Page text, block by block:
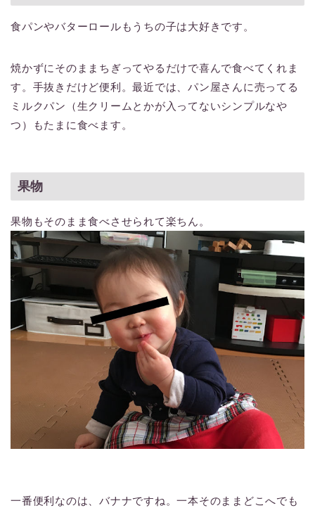
食パンやバターロールもうちの子は大好きです。
焼かずにそのままちぎってやるだけで喜んで食べてくれま
す。手抜きだけど便利。最近では、パン屋さんに売ってる
ミルクパン（生クリームとかが入ってないシンプルなや
つ）もたまに食べます。
果物
果物もそのまま食べさせられて楽ちん。
一番便利なのは、バナナですね。一本そのままどこへでも